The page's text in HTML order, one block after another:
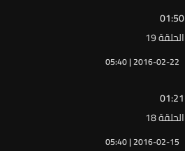
05:40 | 2016-02-22
الحلقة 19
01:50
05:40 | 2016-02-15
الحلقة 18
01:21